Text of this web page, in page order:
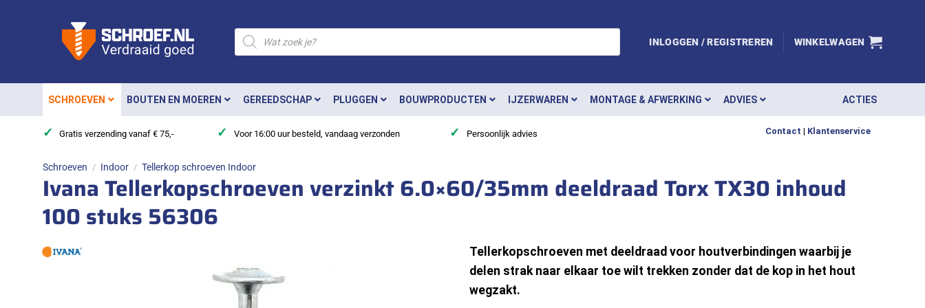
Producten
zoeken
INLOGGEN / REGISTREREN WINKELWAGEN
SCHROEVEN BOUTEN EN MOEREN GEREEDSCHAP PLUGGEN BOUWPRODUCTEN IJZERWAREN MONTAGE & AFWERKING ADVIES ACTIES
✓ Gratis verzending vanaf € 75,- ✓ Voor 16:00 uur besteld, vandaag verzonden ✓ Persoonlijk advies Contact | Klantenservice
Schroeven / Indoor / Tellerkop schroeven Indoor
Ivana Tellerkopschroeven verzinkt 6.0×60/35mm deeldraad Torx TX30 inhoud
100 stuks 56306
Tellerkopschroeven met deeldraad voor houtverbindingen waarbij je
delen strak naar elkaar toe wilt trekken zonder dat de kop in het hout
wegzakt.